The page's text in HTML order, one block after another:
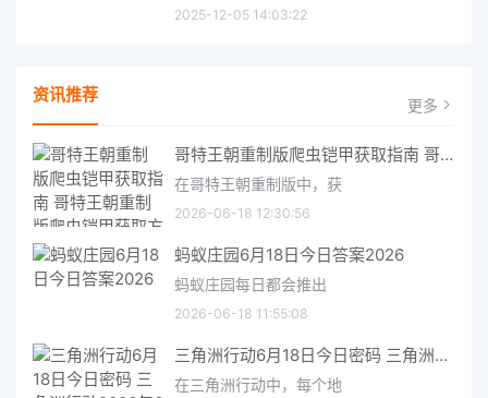
2025-12-05 14:03:22
资讯推荐 更多
哥特王朝重制版爬虫铠甲获取指南 哥特王朝重制版爬虫铠甲获取方法
在哥特王朝重制版中，获
2026-06-18 12:30:56
蚂蚁庄园6月18日今日答案2026
蚂蚁庄园每日都会推出
2026-06-18 11:55:08
三角洲行动6月18日今日密码 三角洲行动2026年6月18今日摩斯密码分享
在三角洲行动中，每个地